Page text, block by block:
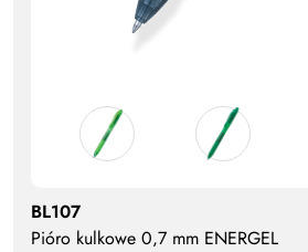
BL107
Pióro kulkowe 0,7 mm ENERGEL